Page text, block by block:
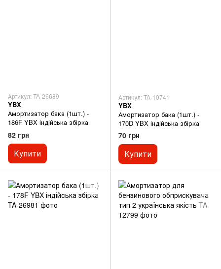
Артикул: TA-26689
YBX
Амортизатор бака (1шт.) -
186F YBX індійська збірка
82 грн
Купити
Артикул: TA-10741
YBX
Амортизатор бака (1шт.) -
170D YBX індійська збірка
70 грн
Купити